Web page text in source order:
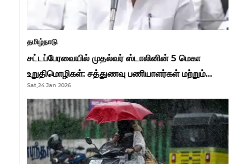
தமிழ்நாடு
சட்டப்பேரவையில் முதல்வர் ஸ்டாலினின் 5 மெகா
உறுதிமொழிகள்: சத்துணவு பணியாளர்கள் மற்றும்
ஆசிரியர்களுக்கு ஜாக்பாட்!
Sat,24 Jan 2026